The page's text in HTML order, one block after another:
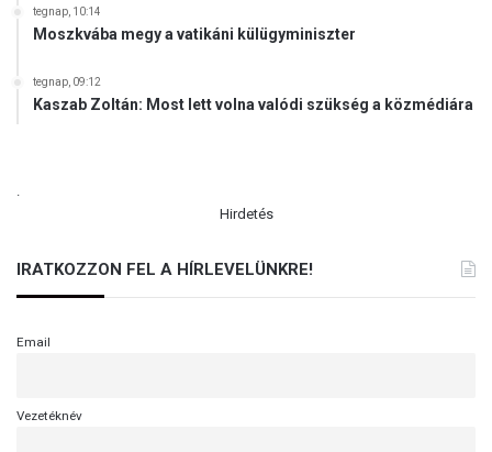
tegnap, 10:14
Moszkvába megy a vatikáni külügyminiszter
tegnap, 09:12
Kaszab Zoltán: Most lett volna valódi szükség a közmédiára
Hirdetés
IRATKOZZON FEL A HÍRLEVELÜNKRE!
Email
Vezetéknév